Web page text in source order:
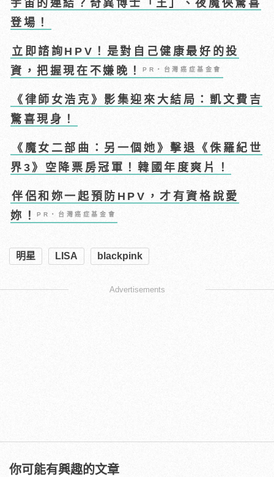
宇宙的連結？奇異博士「王」、夜魔俠驚喜
登場！
立即諮詢HPV！是對自己健康最好的投
資，把握現在不嫌晚！PR・台灣癌症基金會
《律師女浩克》影集迎來大結局：凱文費吉
驚喜現身！
《魔女二部曲：另一個她》擊退《侏羅紀世
界3》空降票房冠軍！韓國年度爽片！
伴侶和妳一起預防HPV，才有資格說愛
妳！PR・台灣癌症基金會
明星 LISA blackpink
Advertisements
你可能有興趣的文章